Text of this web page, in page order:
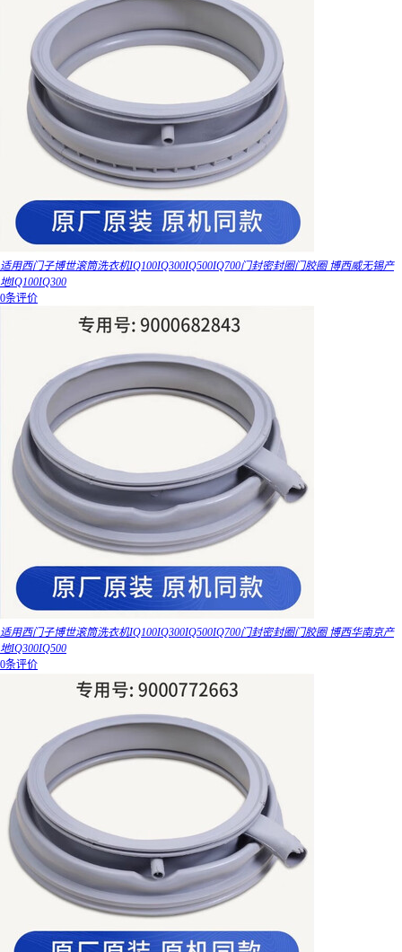
适用西门子博世滚筒洗衣机IQ100IQ300IQ500IQ700门封密封圈门胶圈 博西威无锡产
地IQ100IQ300
0条评价
适用西门子博世滚筒洗衣机IQ100IQ300IQ500IQ700门封密封圈门胶圈 博西华南京产
地IQ300IQ500
0条评价